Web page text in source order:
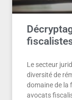
Le secteur
diversité de
domaine de la
avocats